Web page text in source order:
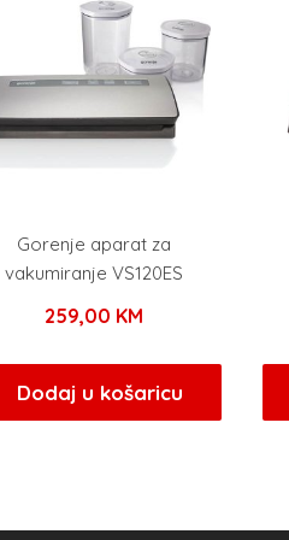
Gorenje aparat za
vakumiranje VS120ES
259,00 KM
Dodaj u košaricu